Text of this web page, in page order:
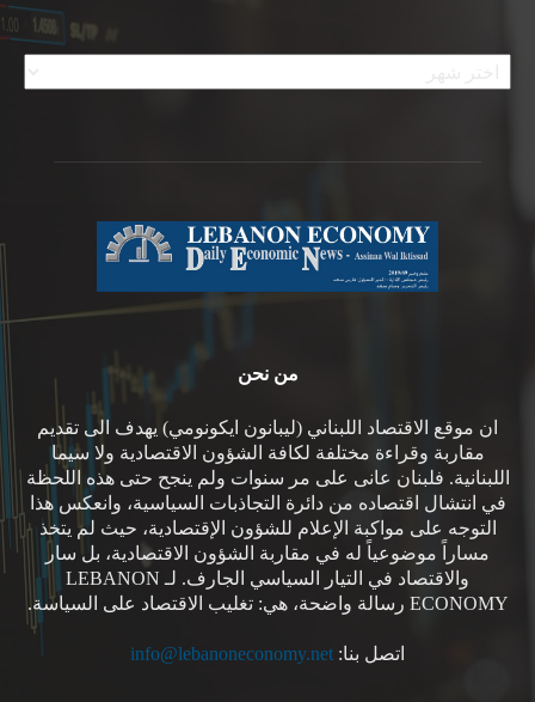
الأرشيف
من نحن
ان موقع الاقتصاد اللبناني (ليبانون ايكونومي) يهدف الى تقديم
مقاربة وقراءة مختلفة لكافة الشؤون الاقتصادية ولا سيما
اللبنانية. فلبنان عانى على مر سنوات ولم ينجح حتى هذه اللحظة
في انتشال اقتصاده من دائرة التجاذبات السياسية، وانعكس هذا
التوجه على مواكبة الإعلام للشؤون الإقتصادية، حيث لم يتخذ
مساراً موضوعياً له في مقاربة الشؤون الاقتصادية، بل سار
والاقتصاد في التيار السياسي الجارف. لـ LEBANON
ECONOMY رسالة واضحة، هي: تغليب الاقتصاد على السياسة.
اتصل بنا: info@lebanoneconomy.net